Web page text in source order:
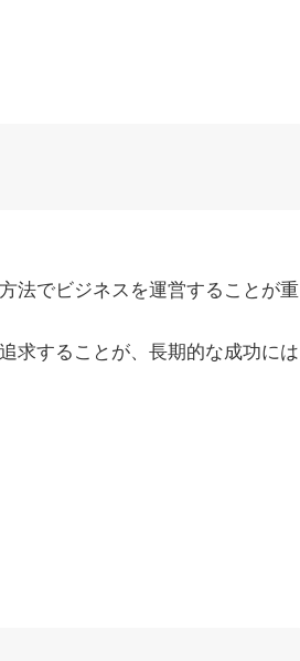
法でビジネスを運営することが重
求することが、長期的な成功には